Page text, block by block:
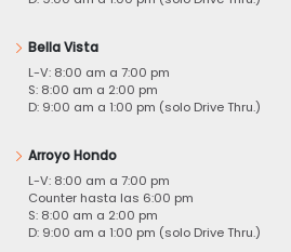
Bella Vista
L-V: 8:00 am a 7:00 pm
S: 8:00 am a 2:00 pm
D: 9:00 am a 1:00 pm (solo Drive Thru.)
Arroyo Hondo
L-V: 8:00 am a 7:00 pm
Counter hasta las 6:00 pm
S: 8:00 am a 2:00 pm
D: 9:00 am a 1:00 pm (solo Drive Thru.)